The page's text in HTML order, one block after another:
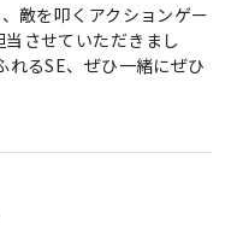
敵を叩くアクションゲー
させていただきまし
れるSE、ぜひ一緒にぜひ